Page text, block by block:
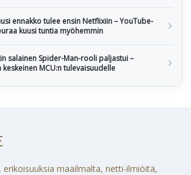
ennakko tulee ensin Netflixiin – YouTube-
kuusi tuntia myöhemmin
salainen Spider-Man-rooli paljastui –
keskeinen MCU:n tulevaisuudelle
maailmalta, netti-ilmiöitä,